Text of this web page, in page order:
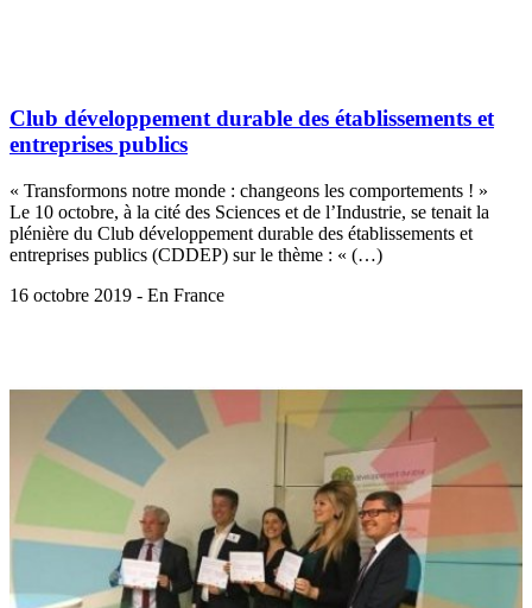
Club développement durable des établissements et
entreprises publics
« Transformons notre monde : changeons les comportements ! »
Le 10 octobre, à la cité des Sciences et de l’Industrie, se tenait la
plénière du Club développement durable des établissements et
entreprises publics (CDDEP) sur le thème : « (…)
16 octobre 2019 - En France